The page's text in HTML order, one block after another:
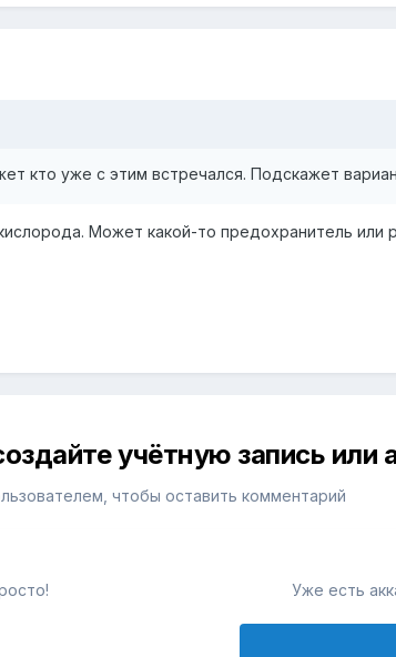
кто уже с этим встречался. Подскажет
Может какой-то предохранитель или
учётную запись или
чтобы оставить комментарий
Уже есть